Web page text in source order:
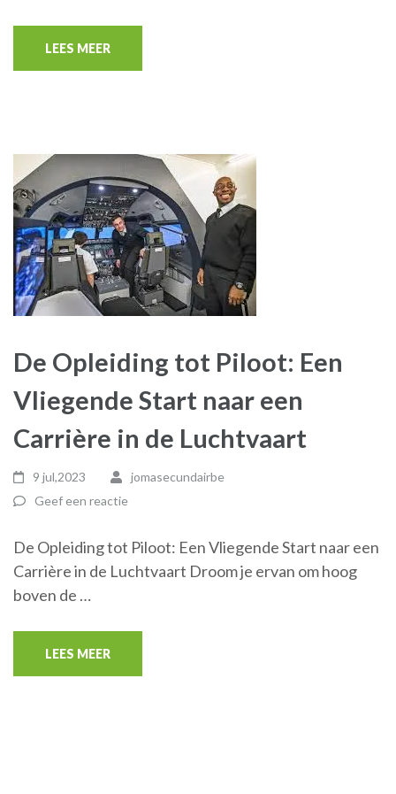
LEES MEER
De Opleiding tot Piloot: Een
Vliegende Start naar een
Carrière in de Luchtvaart
9 jul,2023
jomasecundairbe
Geef een reactie
De Opleiding tot Piloot: Een Vliegende Start naar een
Carrière in de Luchtvaart Droom je ervan om hoog
boven de …
LEES MEER